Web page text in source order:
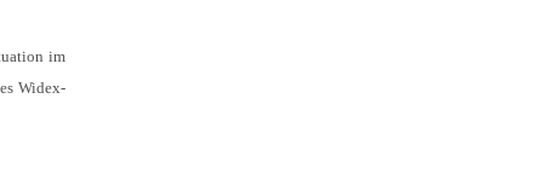
im
Widex-